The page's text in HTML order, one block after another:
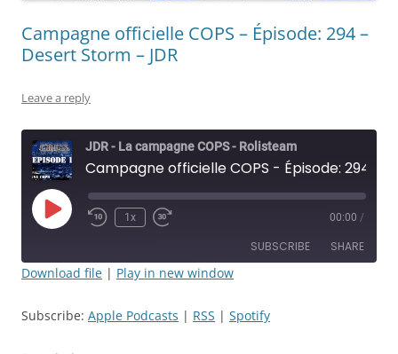
Campagne officielle COPS – Épisode: 294 –
Desert Storm – JDR
Leave a reply
JDR - La campagne COPS - Rolisteam
Play
Episode
Rewind
1x
Fast
seconds
00:00 /
SUBSCRIBE SHARE
Download file | Play in new window
Subscribe: Apple Podcasts | RSS | Spotify